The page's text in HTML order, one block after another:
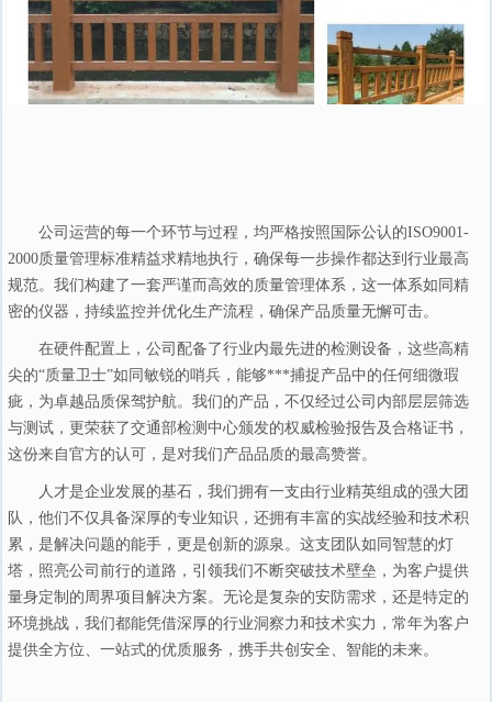
公司运营的每一个环节与过程，均严格按照国际公认的ISO9001-
2000质量管理标准精益求精地执行，确保每一步操作都达到行业最高
规范。我们构建了一套严谨而高效的质量管理体系，这一体系如同精
密的仪器，持续监控并优化生产流程，确保产品质量无懈可击。
在硬件配置上，公司配备了行业内最先进的检测设备，这些高精
尖的“质量卫士”如同敏锐的哨兵，能够***捕捉产品中的任何细微瑕
疵，为卓越品质保驾护航。我们的产品，不仅经过公司内部层层筛选
与测试，更荣获了交通部检测中心颁发的权威检验报告及合格证书，
这份来自官方的认可，是对我们产品品质的最高赞誉。
人才是企业发展的基石，我们拥有一支由行业精英组成的强大团
队，他们不仅具备深厚的专业知识，还拥有丰富的实战经验和技术积
累，是解决问题的能手，更是创新的源泉。这支团队如同智慧的灯
塔，照亮公司前行的道路，引领我们不断突破技术壁垒，为客户提供
量身定制的周界项目解决方案。无论是复杂的安防需求，还是特定的
环境挑战，我们都能凭借深厚的行业洞察力和技术实力，常年为客户
提供全方位、一站式的优质服务，携手共创安全、智能的未来。